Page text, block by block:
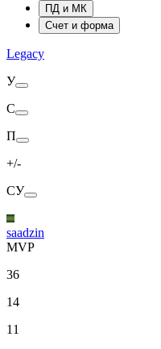
ПД и МК
Счет и форма
Legacy
У
С
П
+/-
СУ
saadzin
MVP
36
14
11